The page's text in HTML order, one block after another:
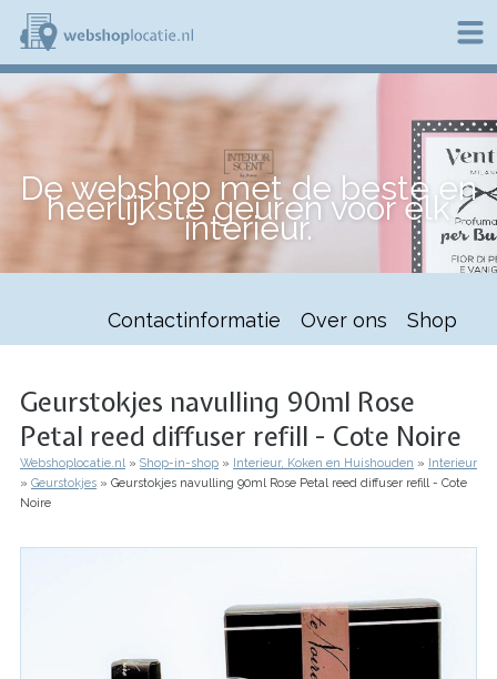
Overslaan
naar
de
inhoud
e
b
o
p
l
De webshop met de beste en
heerlijkste geuren voor elk
interieur.
Contactinformatie Over ons Shop
Geurstokjes navulling 90ml Rose
Petal reed diffuser refill - Cote Noire
Kruimelpad
Webshoplocatie.nl Shop-in-shop Interieur, Koken en Huishouden
Interieur
Geurstokjes
Geurstokjes navulling 90ml Rose Petal reed diffuser refill - Cote
Noire